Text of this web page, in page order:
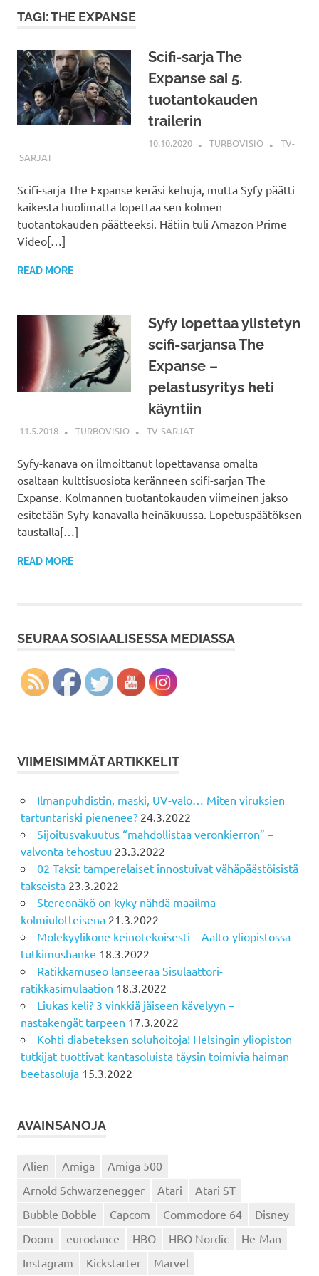
TAGI: THE EXPANSE
Scifi-sarja The
Expanse sai 5.
tuotantokauden
trailerin
10.10.2020 TURBOVISIO
TV-
SARJAT
Scifi-sarja The Expanse keräsi kehuja, mutta Syfy päätti
kaikesta huolimatta lopettaa sen kolmen
tuotantokauden päätteeksi. Hätiin tuli Amazon Prime
Video[…]
READ MORE
Syfy lopettaa ylistetyn
scifi-sarjansa The
Expanse –
pelastusyritys heti
käyntiin
11.5.2018 TURBOVISIO TV-SARJAT
Syfy-kanava on ilmoittanut lopettavansa omalta
osaltaan kulttisuosiota keränneen scifi-sarjan The
Expanse. Kolmannen tuotantokauden viimeinen jakso
esitetään Syfy-kanavalla heinäkuussa. Lopetuspäätöksen
taustalla[…]
READ MORE
SEURAA SOSIAALISESSA MEDIASSA
VIIMEISIMMÄT ARTIKKELIT
Ilmanpuhdistin, maski, UV-valo… Miten viruksien
tartuntariski pienenee? 24.3.2022
Sijoitusvakuutus “mahdollistaa veronkierron” –
valvonta tehostuu 23.3.2022
02 Taksi: tamperelaiset innostuivat vähäpäästöisistä
takseista 23.3.2022
Stereonäkö on kyky nähdä maailma
kolmiulotteisena 21.3.2022
Molekyylikone keinotekoisesti – Aalto-yliopistossa
tutkimushanke 18.3.2022
Ratikkamuseo lanseeraa Sisulaattori-
ratikkasimulaation 18.3.2022
Liukas keli? 3 vinkkiä jäiseen kävelyyn –
nastakengät tarpeen 17.3.2022
Kohti diabeteksen soluhoitoja! Helsingin yliopiston
tutkijat tuottivat kantasoluista täysin toimivia haiman
beetasoluja 15.3.2022
AVAINSANOJA
Alien Amiga
Amiga 500
Arnold Schwarzenegger
Atari
Atari ST
Bubble Bobble
Capcom Commodore 64
Disney
Doom
eurodance HBO HBO Nordic
He-Man
Instagram
Kickstarter Marvel